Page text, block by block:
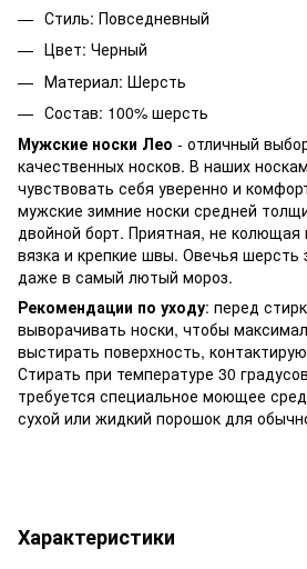
Стиль: Повседневный
Цвет: Черный
Материал: Шерсть
Состав: 100% шерсть
Мужские носки Лео - отличный
качественных носков. В наших
чувствовать себя уверенно и
мужские зимние носки средней
двойной борт. Приятная, не колющая
вязка и крепкие швы. Овечья шерсть
даже в самый лютый мороз.
Рекомендации по уходу: перед
выворачивать носки, чтобы
выстирать поверхность,
Стирать при температуре 30
требуется специальное моющее
сухой или жидкий порошок для
Характеристики